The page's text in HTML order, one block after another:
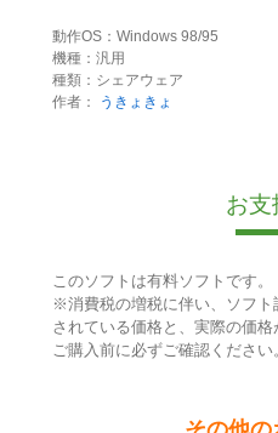
動作OS：Windows 98/95
機種：汎用
種類：シェアウェア
作者：
うきょきょ
お支
このソフトは有料ソフトです。
※消費税の増税に伴い、ソフ
されている価格と、実際の価格
ご購入前に必ずご確認ください